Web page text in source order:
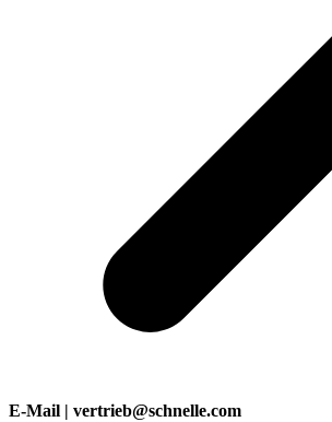
E-Mail | vertrieb@schnelle.com